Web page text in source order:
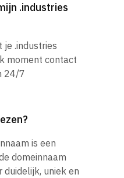
.industries
je .industries
moment contact
24/7
is een
domeinnaam
duidelijk, uniek en